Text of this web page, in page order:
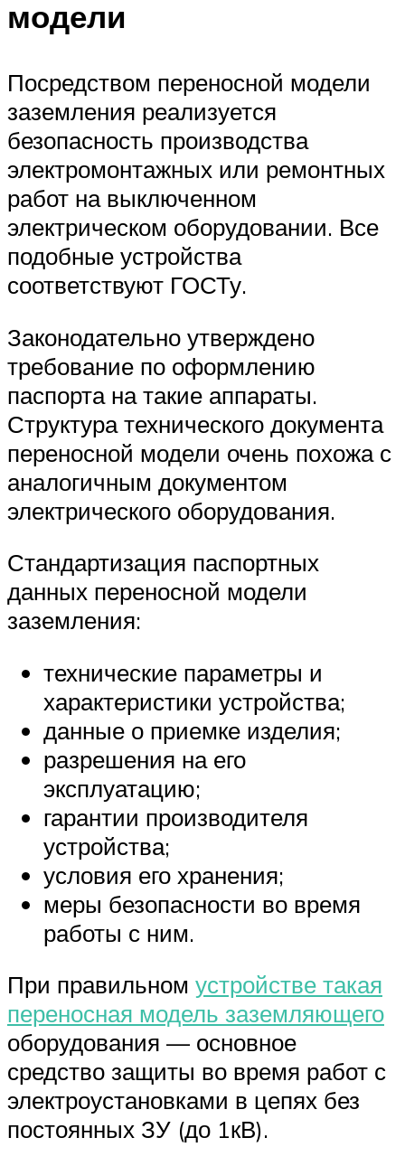
модели
Посредством переносной модели
заземления реализуется
безопасность производства
электромонтажных или ремонтных
работ на выключенном
электрическом оборудовании. Все
подобные устройства
соответствуют ГОСТу.
Законодательно утверждено
требование по оформлению
паспорта на такие аппараты.
Структура технического документа
переносной модели очень похожа с
аналогичным документом
электрического оборудования.
Стандартизация паспортных
данных переносной модели
заземления:
технические параметры и
характеристики устройства;
данные о приемке изделия;
разрешения на его
эксплуатацию;
гарантии производителя
устройства;
условия его хранения;
меры безопасности во время
работы с ним.
При правильном устройстве такая
переносная модель заземляющего
оборудования — основное
средство защиты во время работ с
электроустановками в цепях без
постоянных ЗУ (до 1кВ).